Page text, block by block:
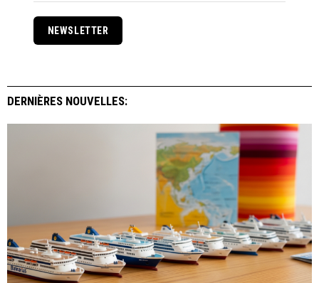
NEWSLETTER
DERNIÈRES NOUVELLES: